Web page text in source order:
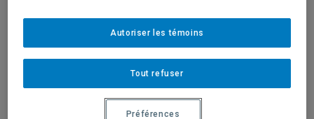
Message d’info fond gris
Aucun résultat trouvé
Tout refuser
Autoriser les témoins
Préférences